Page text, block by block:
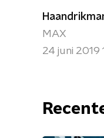
MAX
24 juni 2019